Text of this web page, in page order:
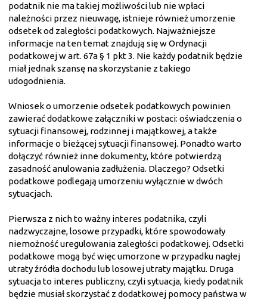
podatnik nie ma takiej możliwości lub nie wpłaci
należności przez nieuwagę, istnieje również umorzenie
odsetek od zaległości podatkowych. Najważniejsze
informacje na ten temat znajdują się w Ordynacji
podatkowej w art. 67a § 1 pkt 3. Nie każdy podatnik będzie
miał jednak szansę na skorzystanie z takiego
udogodnienia.
Wniosek o umorzenie odsetek podatkowych powinien
zawierać dodatkowe załączniki w postaci: oświadczenia o
sytuacji finansowej, rodzinnej i majątkowej, a także
informacje o bieżącej sytuacji finansowej. Ponadto warto
dołączyć również inne dokumenty, które potwierdzą
zasadność anulowania zadłużenia. Dlaczego? Odsetki
podatkowe podlegają umorzeniu wyłącznie w dwóch
sytuacjach.
Pierwsza z nich to ważny interes podatnika, czyli
nadzwyczajne, losowe przypadki, które spowodowały
niemożność uregulowania zaległości podatkowej. Odsetki
podatkowe mogą być więc umorzone w przypadku nagłej
utraty źródła dochodu lub losowej utraty majątku. Druga
sytuacja to interes publiczny, czyli sytuacja, kiedy podatnik
będzie musiał skorzystać z dodatkowej pomocy państwa w